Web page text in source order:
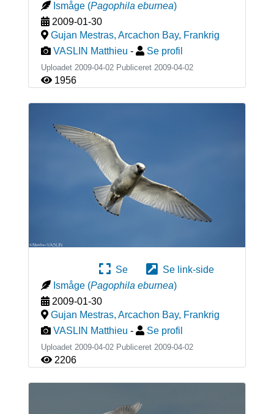
Ismåge (Pagophila eburnea)
2009-01-30
Gujan Mestras, Arcachon Bay, Frankrig
VASLIN Matthieu - Se profil
Uploadet 2009-04-02 Publiceret 2009-04-02
1956
Se
Se link-side
Ismåge (Pagophila eburnea)
2009-01-30
Gujan Mestras, Arcachon Bay, Frankrig
VASLIN Matthieu - Se profil
Uploadet 2009-04-02 Publiceret 2009-04-02
2206